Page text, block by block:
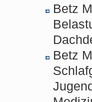
Betz
Betz